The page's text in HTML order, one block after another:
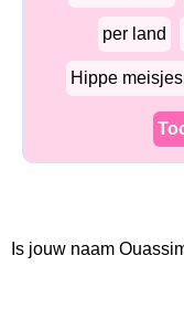
per land
Hippe
Is jouw naam